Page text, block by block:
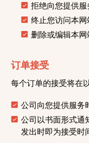
拒绝向您提供服
终止您访问本
删除或编辑本网
订单接受
每个订单的接受将在
公司向您提供服务
公司以书面形式通
发出时即为接受时